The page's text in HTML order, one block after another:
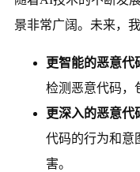
景非常广阔。未来，
更智能的恶意代
检测恶意代码，
更深入的恶意代
代码的行为和意
害。